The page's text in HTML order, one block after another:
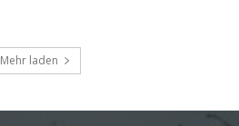
Mehr laden